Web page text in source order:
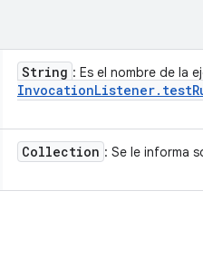
String : Es el nombre de la
InvocationListener.
Collection : Se le informa